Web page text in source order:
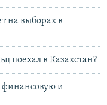
на выборах в
поехал в Казахстан?
финансовую и